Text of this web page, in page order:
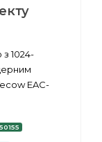
1024-
EAC-